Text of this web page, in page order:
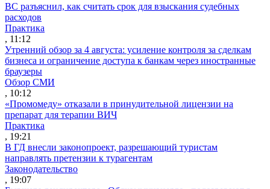
ВС разъяснил, как считать срок для взыскания судебных
расходов
Практика
, 11:12
Утренний обзор за 4 августа: усиление контроля за сделкам
бизнеса и ограничение доступа к банкам через иностранные
браузеры
Обзор СМИ
, 10:12
«Промомеду» отказали в принудительной лицензии на
препарат для терапии ВИЧ
Практика
, 19:21
В ГД внесли законопроект, разрешающий туристам
направлять претензии к турагентам
Законодательство
, 19:07